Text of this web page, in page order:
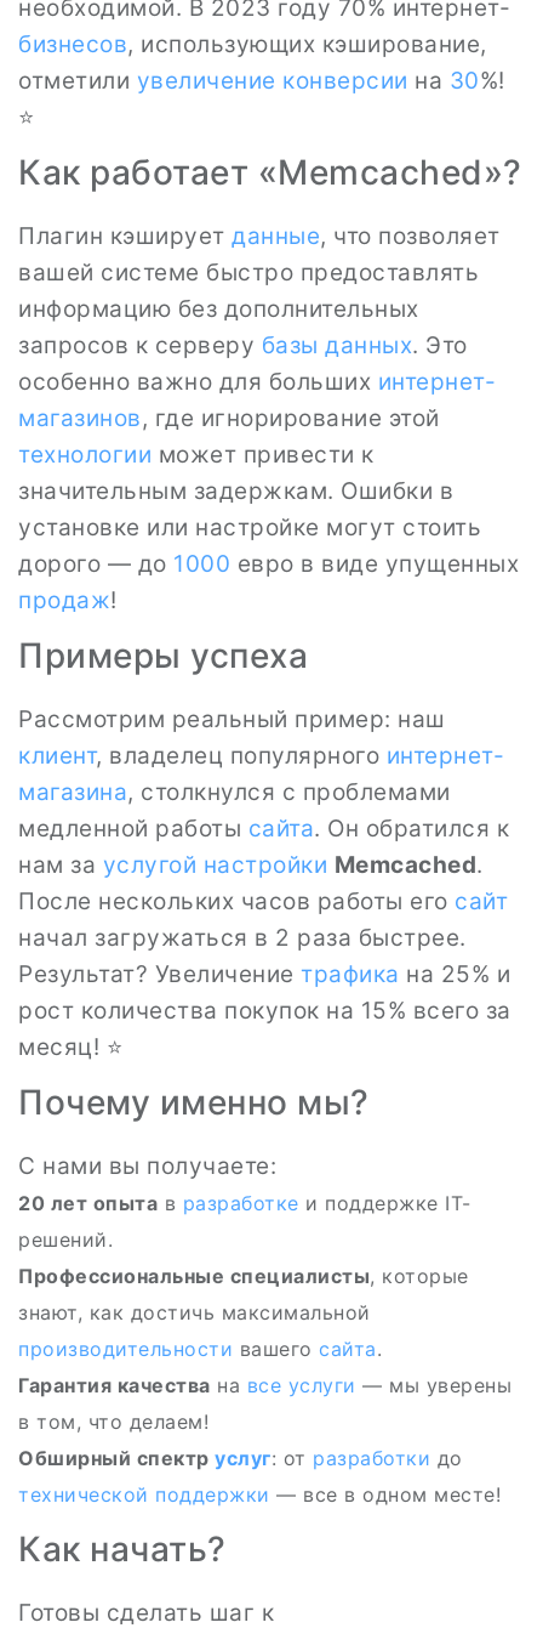
необходимой. В 2023 году 70% интернет-
бизнесов, использующих кэширование,
отметили увеличение конверсии на 30%!
⭐
Как работает «Memcached»?
Плагин кэширует данные, что позволяет
вашей системе быстро предоставлять
информацию без дополнительных
запросов к серверу базы данных. Это
особенно важно для больших интернет-
магазинов, где игнорирование этой
технологии может привести к
значительным задержкам. Ошибки в
установке или настройке могут стоить
дорого — до 1000 евро в виде упущенных
продаж!
Примеры успеха
Рассмотрим реальный пример: наш
клиент, владелец популярного интернет-
магазина, столкнулся с проблемами
медленной работы сайта. Он обратился к
нам за услугой настройки Memcached.
После нескольких часов работы его сайт
начал загружаться в 2 раза быстрее.
Результат? Увеличение трафика на 25% и
рост количества покупок на 15% всего за
месяц! ⭐
Почему именно мы?
С нами вы получаете:
20 лет опыта в разработке и поддержке IT-
решений.
Профессиональные специалисты, которые
знают, как достичь максимальной
производительности вашего сайта.
Гарантия качества на все услуги — мы уверены
в том, что делаем!
Обширный спектр услуг: от разработки до
технической поддержки — все в одном месте!
Как начать?
Готовы сделать шаг к